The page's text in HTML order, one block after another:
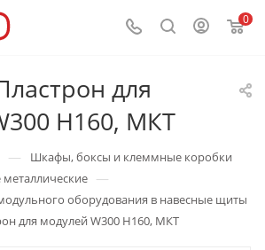
0
для
H160, МКТ
— Шкафы, боксы и клеммные коробки
—
оборудования в навесные щиты
для модулей W300 H160, МКТ